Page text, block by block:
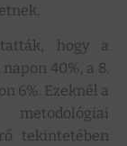
hogy a
40%, a 8.
6%. Ezeknél a
tekintetében